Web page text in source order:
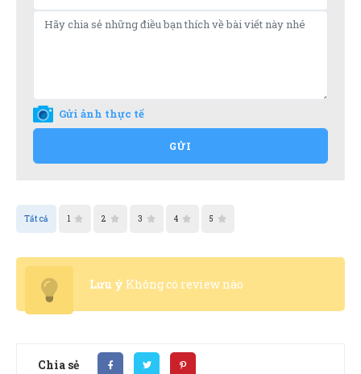
Gửi ảnh thực tế
GỬI
Tất cả 1 2 3 4 5
Lưu ý Không có review nào
Chia sẻ